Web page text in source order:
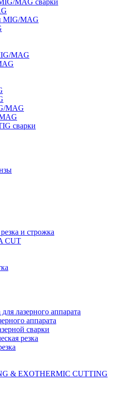
MAG сварки
MIG/MAG
MAG
MAG
сварки
и строжка
CUT
лазерного аппарата
аппарата
сварки
резка
& EXOTHERMIC CUTTING